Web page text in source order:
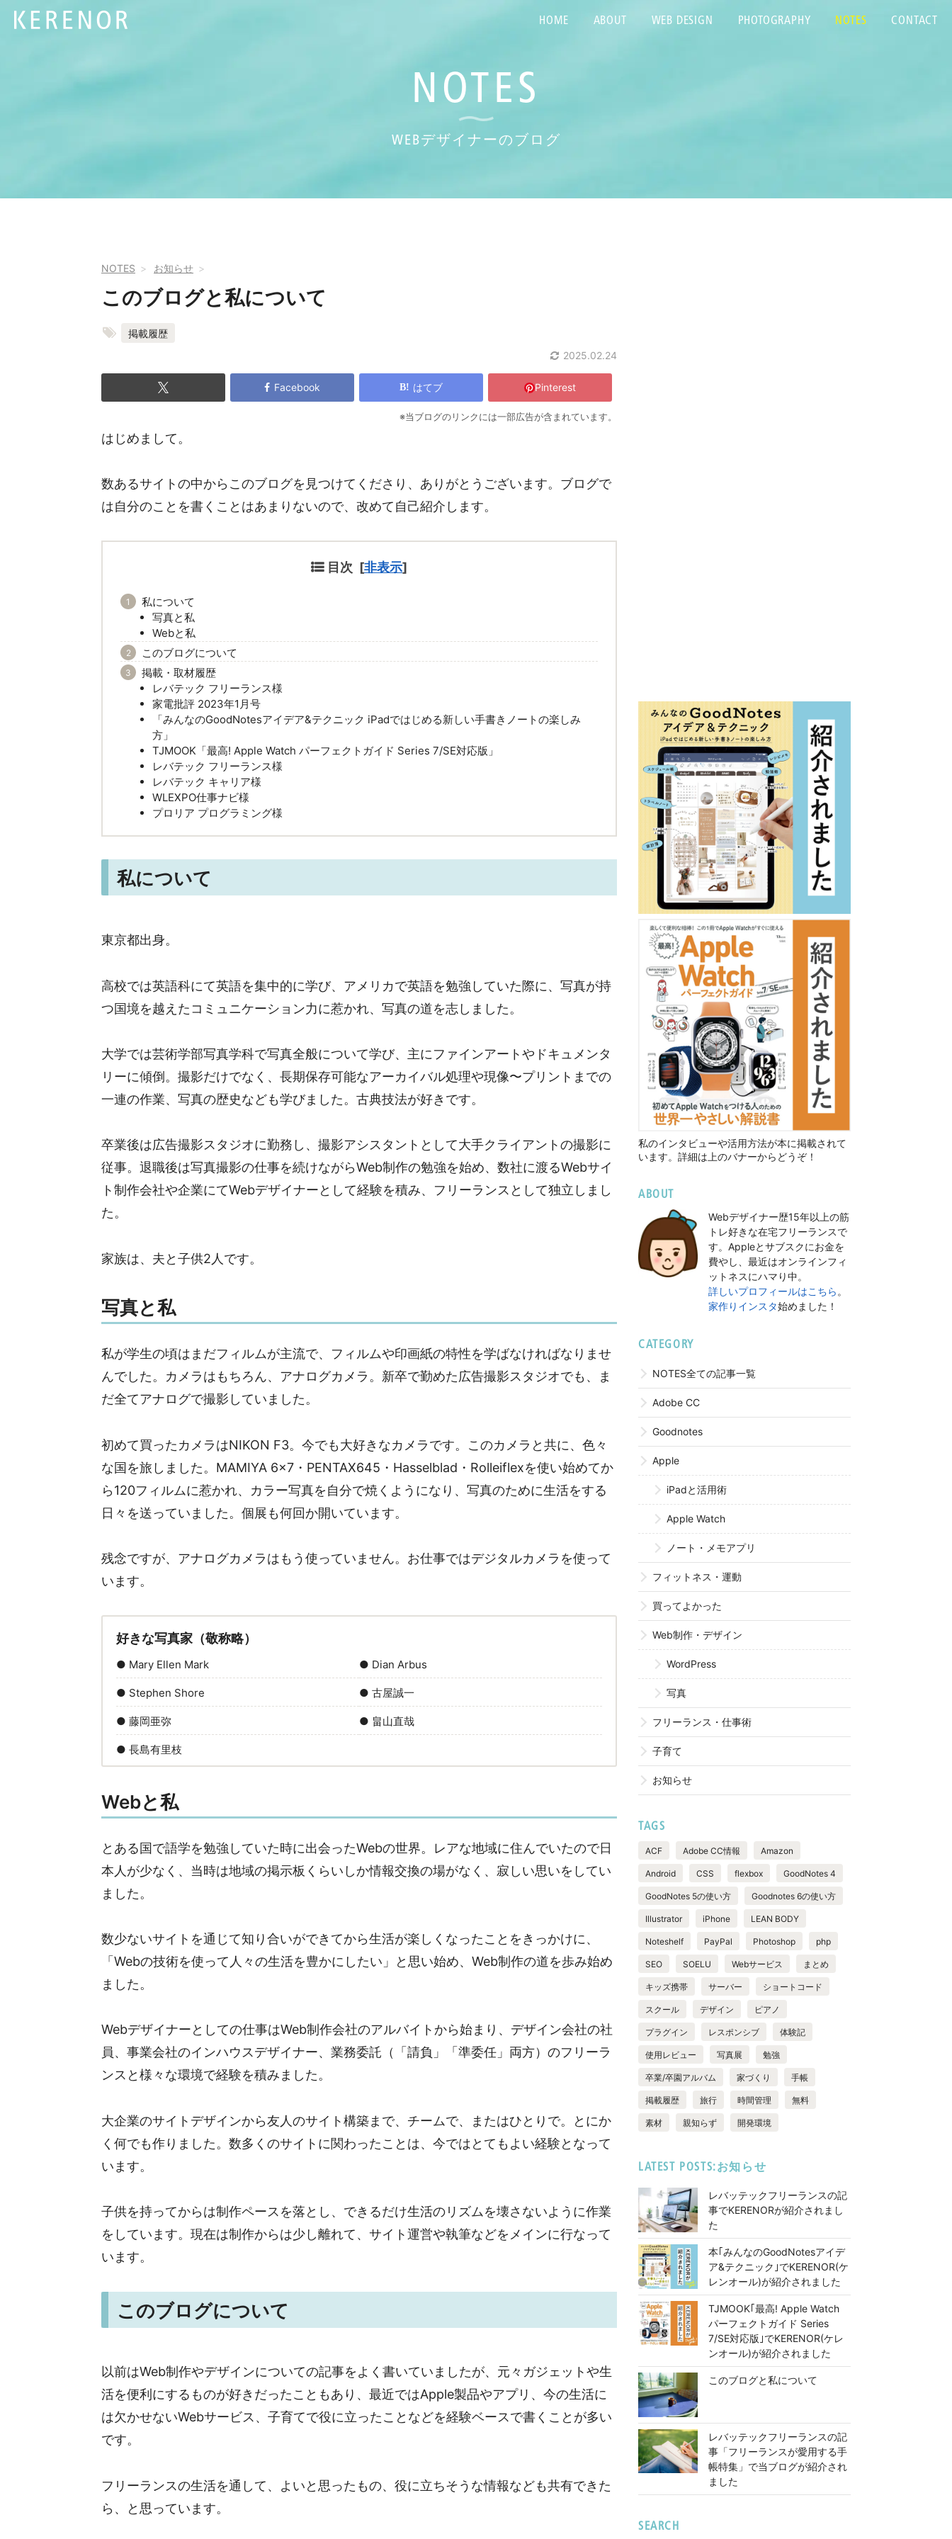
HOME ABOUT WEB DESIGN PHOTOGRAPHY NOTES CONTACT
NOTES
WEBデザイナーのブログ
NOTES お知らせ
このブログと私について
掲載履歴
2025.02.24
Facebook はてブ Pinterest
※当ブログのリンクには一部広告が含まれています。
はじめまして。
数あるサイトの中からこのブログを見つけてくださり、ありがとうございます。ブログで
は自分のことを書くことはあまりないので、改めて自己紹介します。
目次 [非表示]
私について
写真と私
Webと私
このブログについて
掲載・取材履歴
レバテック フリーランス様
家電批評 2023年1月号
「みんなのGoodNotesアイデア&テクニック iPadではじめる新しい手書きノートの楽しみ
方」
TJMOOK「最高! Apple Watch パーフェクトガイド Series 7/SE対応版」
レバテック フリーランス様
レバテック キャリア様
WLEXPO仕事ナビ様
プロリア プログラミング様
私について
東京都出身。
高校では英語科にて英語を集中的に学び、アメリカで英語を勉強していた際に、写真が持
つ国境を越えたコミュニケーション力に惹かれ、写真の道を志しました。
大学では芸術学部写真学科で写真全般について学び、主にファインアートやドキュメンタ
リーに傾倒。撮影だけでなく、長期保存可能なアーカイバル処理や現像〜プリントまでの
一連の作業、写真の歴史なども学びました。古典技法が好きです。
卒業後は広告撮影スタジオに勤務し、撮影アシスタントとして大手クライアントの撮影に
従事。退職後は写真撮影の仕事を続けながらWeb制作の勉強を始め、数社に渡るWebサイ
ト制作会社や企業にてWebデザイナーとして経験を積み、フリーランスとして独立しまし
た。
家族は、夫と子供2人です。
写真と私
私が学生の頃はまだフィルムが主流で、フィルムや印画紙の特性を学ばなければなりませ
んでした。カメラはもちろん、アナログカメラ。新卒で勤めた広告撮影スタジオでも、ま
だ全てアナログで撮影していました。
初めて買ったカメラはNIKON F3。今でも大好きなカメラです。このカメラと共に、色々
な国を旅しました。MAMIYA 6×7・PENTAX645・Hasselblad・Rolleiflexを使い始めてか
ら120フィルムに惹かれ、カラー写真を自分で焼くようになり、写真のために生活をする
日々を送っていました。個展も何回か開いています。
残念ですが、アナログカメラはもう使っていません。お仕事ではデジタルカメラを使って
います。
好きな写真家（敬称略）
● Mary Ellen Mark ● Dian Arbus
● Stephen Shore ● 古屋誠一
● 藤岡亜弥 ● 畠山直哉
● 長島有里枝
Webと私
とある国で語学を勉強していた時に出会ったWebの世界。レアな地域に住んでいたので日
本人が少なく、当時は地域の掲示板くらいしか情報交換の場がなく、寂しい思いをしてい
ました。
数少ないサイトを通じて知り合いができてから生活が楽しくなったことをきっかけに、
「Webの技術を使って人々の生活を豊かにしたい」と思い始め、Web制作の道を歩み始め
ました。
Webデザイナーとしての仕事はWeb制作会社のアルバイトから始まり、デザイン会社の社
員、事業会社のインハウスデザイナー、業務委託（「請負」「準委任」両方）のフリーラ
ンスと様々な環境で経験を積みました。
大企業のサイトデザインから友人のサイト構築まで、チームで、またはひとりで。とにか
く何でも作りました。数多くのサイトに関わったことは、今ではとてもよい経験となって
います。
子供を持ってからは制作ペースを落とし、できるだけ生活のリズムを壊さないように作業
をしています。現在は制作からは少し離れて、サイト運営や執筆などをメインに行なって
います。
このブログについて
以前はWeb制作やデザインについての記事をよく書いていましたが、元々ガジェットや生
活を便利にするものが好きだったこともあり、最近ではApple製品やアプリ、今の生活に
は欠かせないWebサービス、子育てで役に立ったことなどを経験ベースで書くことが多い
です。
フリーランスの生活を通して、よいと思ったもの、役に立ちそうな情報なども共有できた
ら、と思っています。
私のインタビューや活用方法が本に掲載されて
います。詳細は上のバナーからどうぞ！
ABOUT
Webデザイナー歴15年以上の筋
トレ好きな在宅フリーランスで
す。Appleとサブスクにお金を
費やし、最近はオンラインフィ
ットネスにハマり中。
詳しいプロフィールはこちら 。
家作りインスタ始めました！
CATEGORY
NOTES全ての記事一覧
Adobe CC
Goodnotes
Apple
iPadと活用術
Apple Watch
ノート・メモアプリ
フィットネス・運動
買ってよかった
Web制作・デザイン
WordPress
写真
フリーランス・仕事術
子育て
お知らせ
TAGS
ACF Adobe CC情報 Amazon
Android CSS flexbox GoodNotes 4
GoodNotes 5の使い方 Goodnotes 6の使い方
Illustrator iPhone LEAN BODY
Noteshelf PayPal Photoshop php
SEO SOELU Webサービス まとめ
キッズ携帯 サーバー ショートコード
スクール デザイン ピアノ
プラグイン レスポンシブ 体験記
使用レビュー 写真展 勉強
卒業/卒園アルバム 家づくり 手帳
掲載履歴 旅行 時間管理 無料
素材 親知らず 開発環境
LATEST POSTS:お知らせ
レバッテックフリーランスの記
事でKERENORが紹介されまし
た
本｢みんなのGoodNotesアイデ
ア&テクニック｣でKERENOR(ケ
レンオール)が紹介されました
TJMOOK｢最高! Apple Watch
パーフェクトガイド Series
7/SE対応版｣でKERENOR(ケレ
ンオール)が紹介されました
このブログと私について
レバッテックフリーランスの記
事「フリーランスが愛用する手
帳特集」で当ブログが紹介され
ました
SEARCH